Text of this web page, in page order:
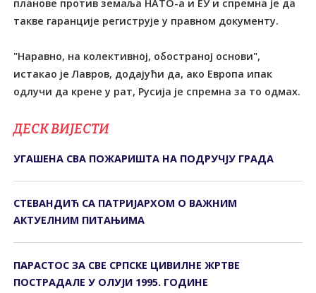
планове против земаља НАТО-а и ЕУ и спремна је да
такве гаранције региструје у правном документу.
"Наравно, на колективној, обостраној основи",
истакао је Лавров, додајући да, ако Европа ипак
одлучи да крене у рат, Русија је спремна за то одмах.
ДЕСК ВИЈЕСТИ
УГАШЕНА СВА ПОЖАРИШТА НА ПОДРУЧЈУ ГРАДА
СТЕВАНДИЋ СА ПАТРИЈАРХОМ О ВАЖНИМ
АКТУЕЛНИМ ПИТАЊИМА
ПАРАСТОС ЗА СВЕ СРПСКЕ ЦИВИЛНЕ ЖРТВЕ
ПОСТРАДАЛЕ У ОЛУЈИ 1995. ГОДИНЕ